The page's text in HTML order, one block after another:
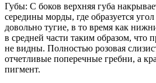
Губы: С боков верхняя губа
середины морды, где образуется
довольно тугие, в то время как
в средней части таким образом, что
не видны. Полностью розовая
отчетливые поперечные гребни, а
пигмент.